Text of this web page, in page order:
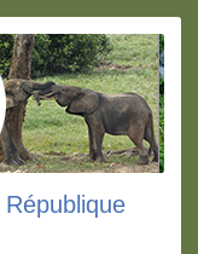
République